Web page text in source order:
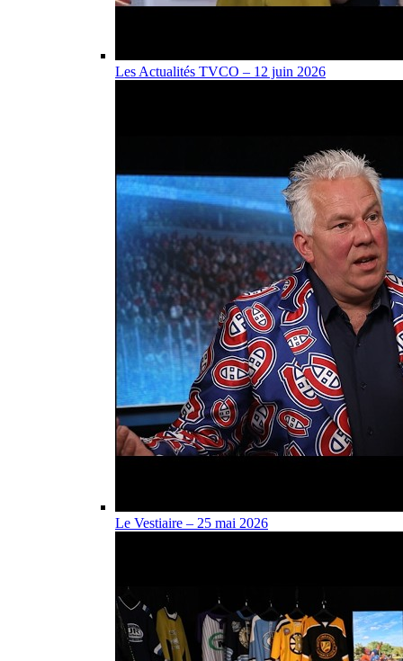
Les Actualités TVCO – 12 juin 2026
Le Vestiaire – 25 mai 2026